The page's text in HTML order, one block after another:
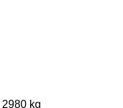
2980 kg